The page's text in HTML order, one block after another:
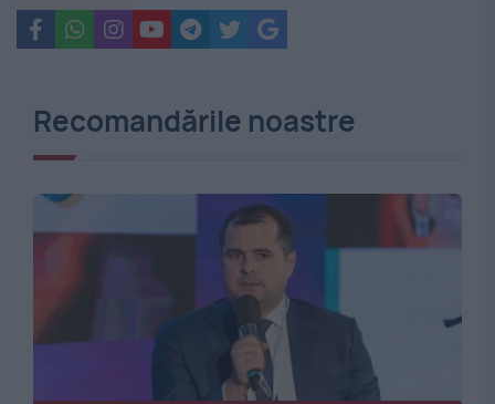
Recomandările noastre